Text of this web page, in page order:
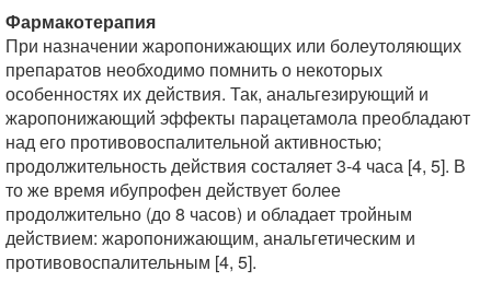
Фармакотерапия
При назначении жаропонижающих или болеутоляющих
препаратов необходимо помнить о некоторых
особенностях их действия. Так, анальгезирующий и
жаропонижающий эффекты парацетамола преобладают
над его противовоспалительной активностью;
продолжительность действия состаляет 3-4 часа [4, 5]. В
то же время ибупрофен действует более
продолжительно (до 8 часов) и обладает тройным
действием: жаропонижающим, анальгетическим и
противовоспалительным [4, 5].